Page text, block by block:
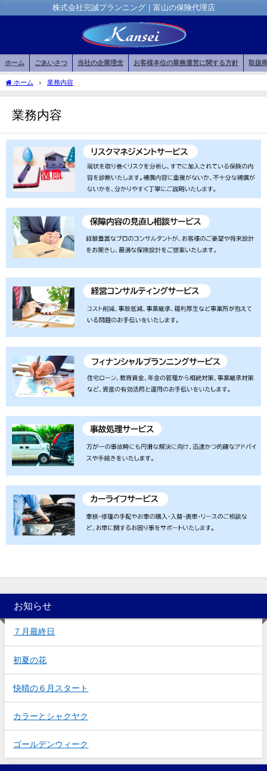
株式会社完誠プランニング｜富山の保険代理店
ホーム ごあいさつ 当社の企業理念 お客様本位の業務運営に関する方針 取扱
ホーム 業務内容
業務内容
お知らせ
７月最終日
初夏の花
快晴の６月スタート
カラーとシャクヤク
ゴールデンウィーク